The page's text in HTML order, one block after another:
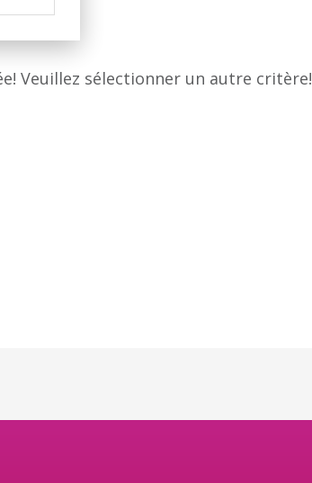
Veuillez sélectionner un autre critère!